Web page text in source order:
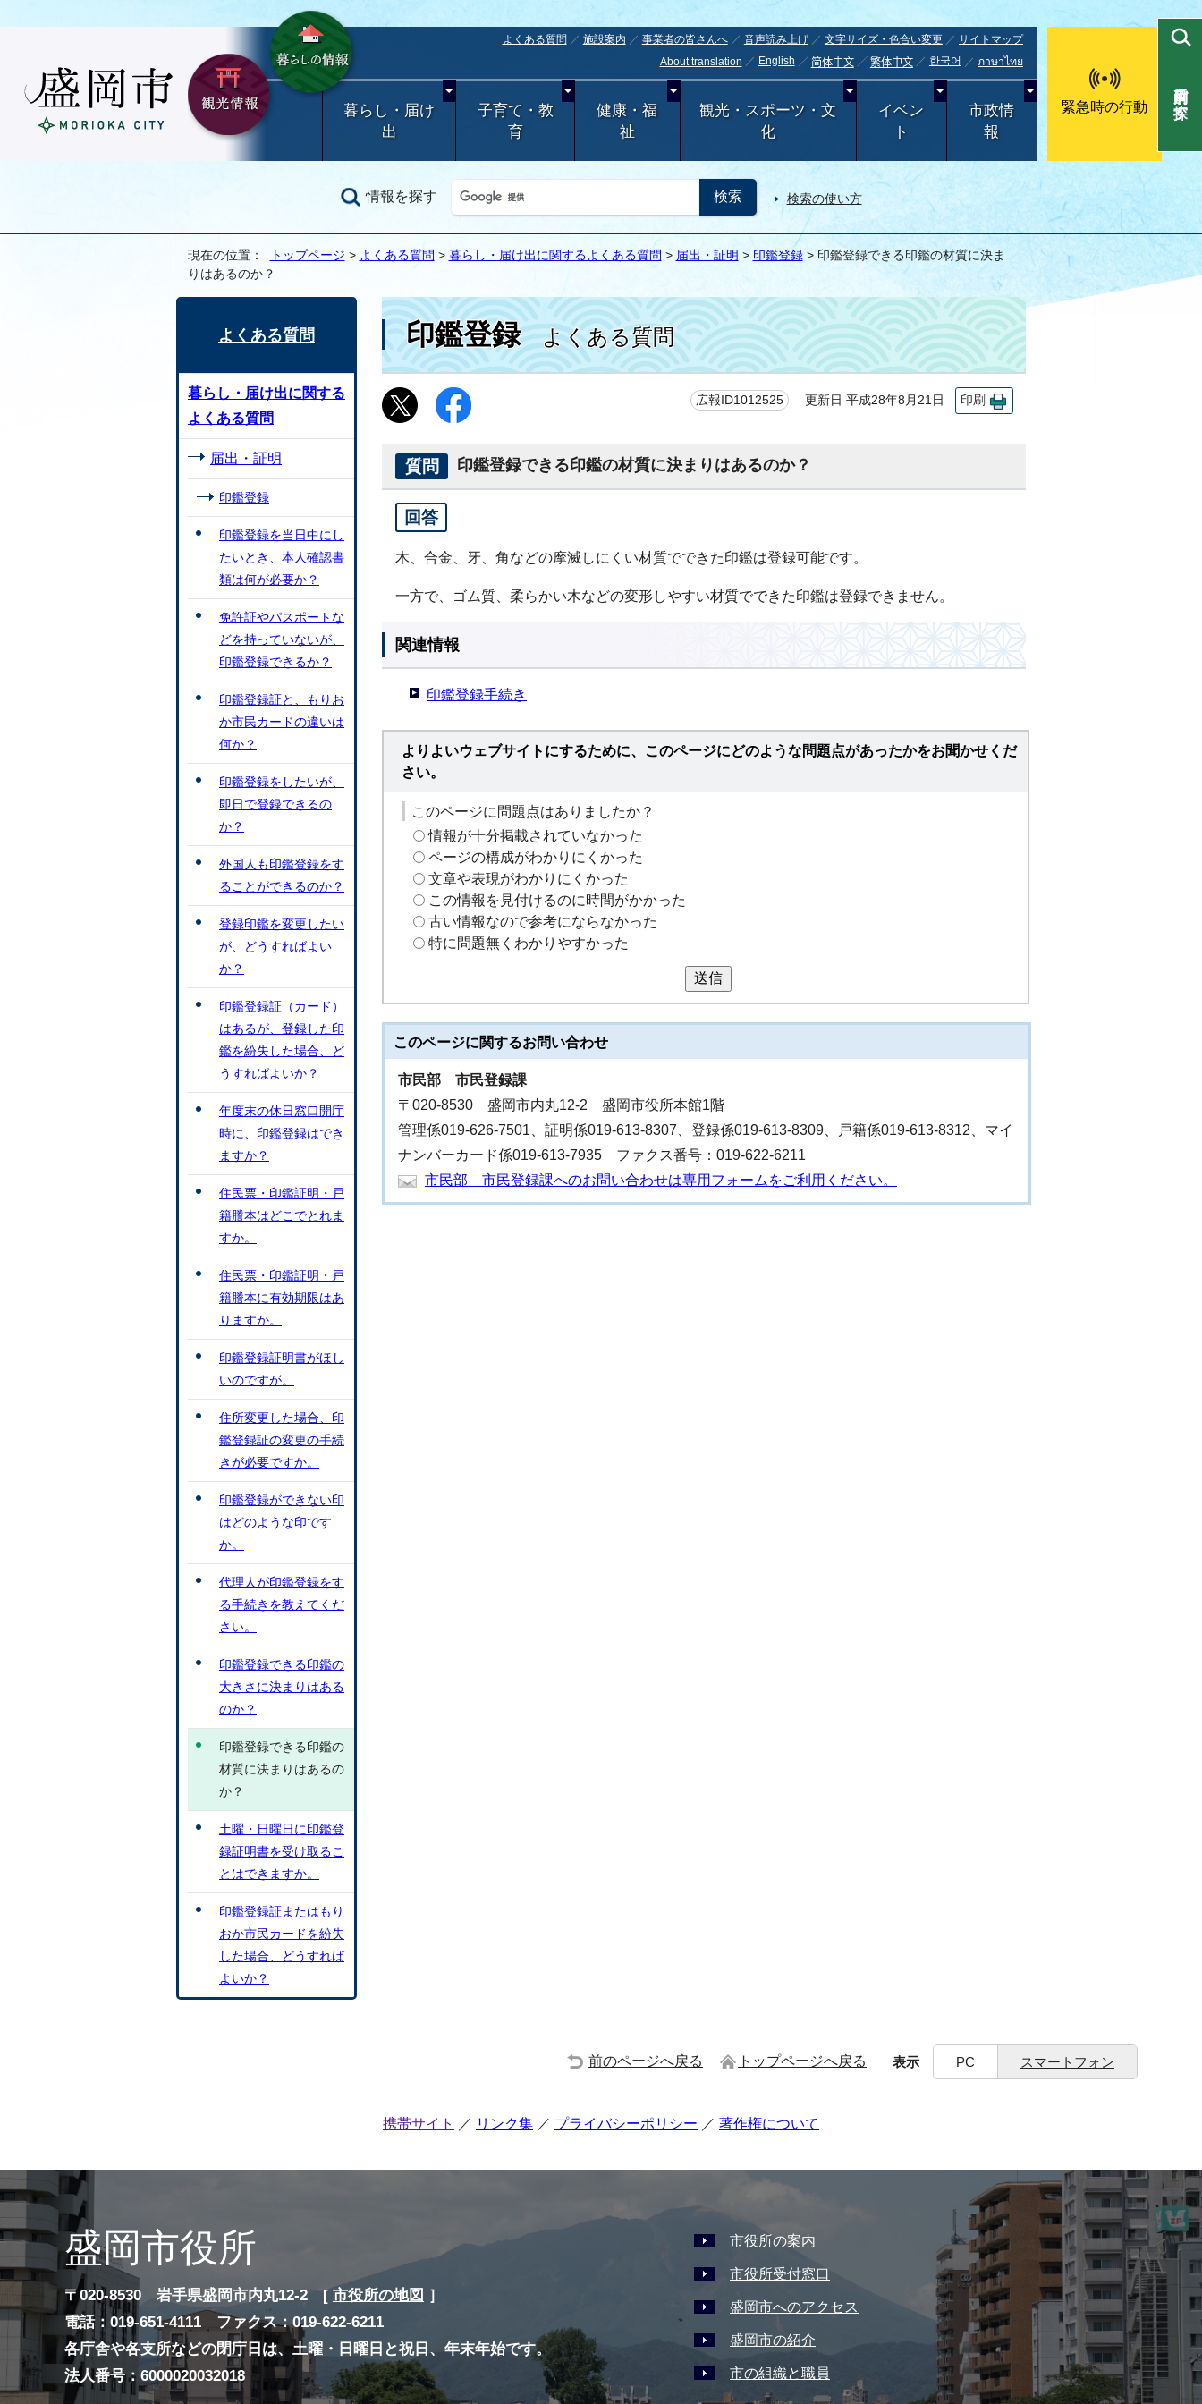
よくある質問 施設案内 事業者の皆さんへ 音声読み上げ 文字サイズ・色合い変更
サイトマップ
About translation
English 简体中文 繁体中文 한국어 ภาษาไทย
暮らし・届け
出
子育て・教
育
健康・福
祉
観光・スポーツ・文
化
イベン
ト
市政情
報
緊急時の行動
情報を探す 検索の使い方
目的別で探す
現在の位置： トップページ > よくある質問 > 暮らし・届け出に関するよくある質問 > 届出・証明 > 印鑑登録> 印鑑登録できる印鑑の材質に決ま
りはあるのか？
印鑑登録よくある質問
広報ID1012525 更新日 平成28年8月21日 印刷
質問 印鑑登録できる印鑑の材質に決まりはあるのか？
回答
木、合金、牙、角などの摩滅しにくい材質でできた印鑑は登録可能です。
一方で、ゴム質、柔らかい木などの変形しやすい材質でできた印鑑は登録できません。
関連情報
印鑑登録手続き
よりよいウェブサイトにするために、このページにどのような問題点があったかをお聞かせくだ
さい。
このページに問題点はありましたか？
情報が十分掲載されていなかった
ページの構成がわかりにくかった
文章や表現がわかりにくかった
この情報を見付けるのに時間がかかった
古い情報なので参考にならなかった
特に問題無くわかりやすかった
送信
このページに関するお問い合わせ
市民部 市民登録課
〒020-8530 盛岡市内丸12-2 盛岡市役所本館1階
管理係019-626-7501、証明係019-613-8307、登録係019-613-8309、戸籍係019-613-8312、マイ
ナンバーカード係019-613-7935 ファクス番号：019-622-6211
市民部 市民登録課へのお問い合わせは専用フォームをご利用ください。
よくある質問
暮らし・届け出に関する
よくある質問
届出・証明
印鑑登録
印鑑登録を当日中にし
たいとき、本人確認書
類は何が必要か？
免許証やパスポートな
どを持っていないが、
印鑑登録できるか？
印鑑登録証と、もりお
か市民カードの違いは
何か？
印鑑登録をしたいが、
即日で登録できるの
か？
外国人も印鑑登録をす
ることができるのか？
登録印鑑を変更したい
が、どうすればよい
か？
印鑑登録証（カード）
はあるが、登録した印
鑑を紛失した場合、ど
うすればよいか？
年度末の休日窓口開庁
時に、印鑑登録はでき
ますか？
住民票・印鑑証明・戸
籍謄本はどこでとれま
すか。
住民票・印鑑証明・戸
籍謄本に有効期限はあ
りますか。
印鑑登録証明書がほし
いのですが。
住所変更した場合、印
鑑登録証の変更の手続
きが必要ですか。
印鑑登録ができない印
はどのような印です
か。
代理人が印鑑登録をす
る手続きを教えてくだ
さい。
印鑑登録できる印鑑の
大きさに決まりはある
のか？
印鑑登録できる印鑑の
材質に決まりはあるの
か？
土曜・日曜日に印鑑登
録証明書を受け取るこ
とはできますか。
印鑑登録証またはもり
おか市民カードを紛失
した場合、どうすれば
よいか？
前のページへ戻る トップページへ戻る 表示 PC スマートフォン
携帯サイト リンク集 プライバシーポリシー 著作権について
盛岡市役所
〒020-8530 岩手県盛岡市内丸12-2 [ 市役所の地図 ］
電話：019-651-4111 ファクス：019-622-6211
各庁舎や各支所などの閉庁日は、土曜・日曜日と祝日、年末年始です。
法人番号：6000020032018
市役所の案内
市役所受付窓口
盛岡市へのアクセス
盛岡市の紹介
市の組織と職員